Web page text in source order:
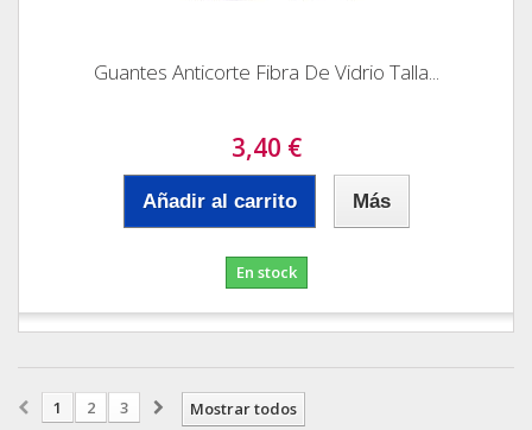
Guantes Anticorte Fibra De Vidrio Talla...
3,40 €
Añadir al carrito Más
En stock
Mostrar todos
1 2 3